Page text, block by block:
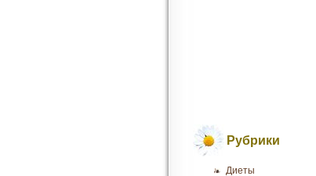
Рубрики
Диеты